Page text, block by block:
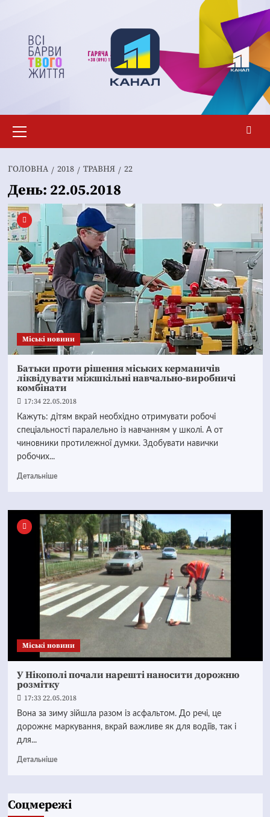
вмісту
меню
ГОЛОВНА 2018 ТРАВНЯ 22
День: 22.05.2018
Mіські новини
Батьки проти рішення міських керманичів
ліквідувати міжшкільні навчально-виробничі
комбінати
17:34 22.05.2018
Кажуть: дітям вкрай необхідно отримувати робочі
спеціальності паралельно із навчанням у школі. А от
чиновники протилежної думки. Здобувати навички
робочих...
Детальніше
Mіські новини
У Нікополі почали нарешті наносити дорожню
розмітку
17:33 22.05.2018
Вона за зиму зійшла разом із асфальтом. До речі, це
дорожнє маркування, вкрай важливе як для водіїв, так і
для...
Детальніше
Соцмережі